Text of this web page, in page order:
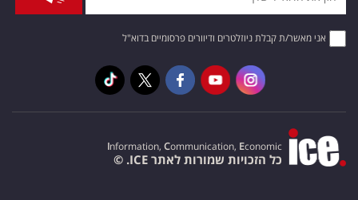
אני מאשר/ת קבלת ניוזלטרים ודיוורים פרסומיים בדוא"ל
Information, Communication, Economic
כל הזכויות שמורות לאתר ICE. ©